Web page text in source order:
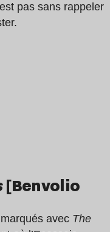
pas sans rappeler
[Benvolio
avec The